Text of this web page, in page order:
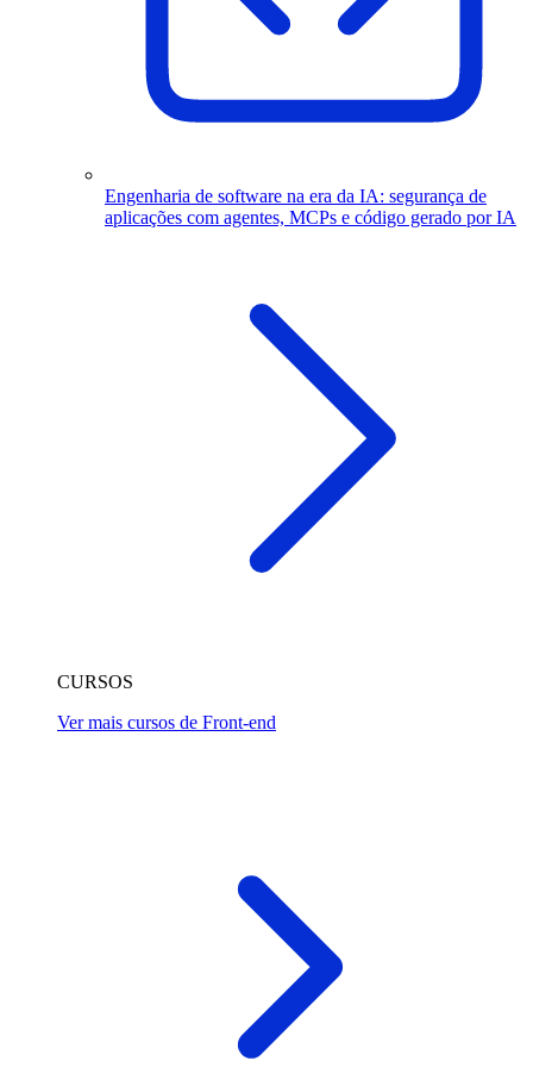
Engenharia de software na era da IA: segurança de
aplicações com agentes, MCPs e código gerado por IA
CURSOS
Ver mais cursos de Front-end